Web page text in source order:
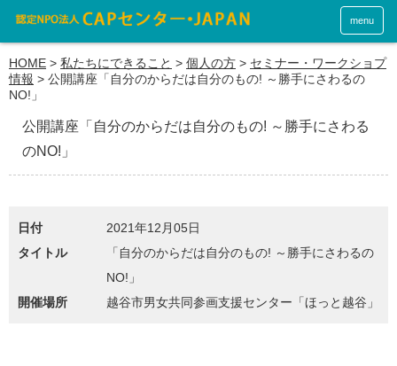
menu
HOME > 私たちにできること > 個人の方 > セミナー・ワークショプ
情報 > 公開講座「自分のからだは自分のもの! ～勝手にさわるの
NO!」
公開講座「自分のからだは自分のもの! ～勝手にさわる
のNO!」
日付
2021年12月05日
タイトル
「自分のからだは自分のもの! ～勝手にさわるの
NO!」
開催場所
越谷市男女共同参画支援センター「ほっと越谷」